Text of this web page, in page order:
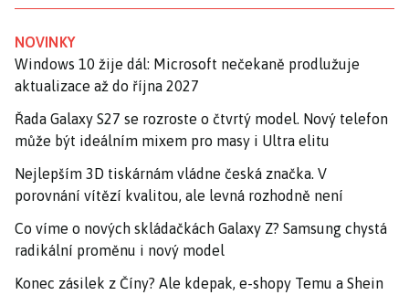
NOVINKY
Windows 10 žije dál: Microsoft nečekaně prodlužuje
aktualizace až do října 2027
Řada Galaxy S27 se rozroste o čtvrtý model. Nový telefon
může být ideálním mixem pro masy i Ultra elitu
Nejlepším 3D tiskárnám vládne česká značka. V
porovnání vítězí kvalitou, ale levná rozhodně není
Co víme o nových skládačkách Galaxy Z? Samsung chystá
radikální proměnu i nový model
Konec zásilek z Číny? Ale kdepak, e-shopy Temu a Shein